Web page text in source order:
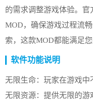
的需求调整游戏体验。
MOD，确保游戏过程流
索，这款MOD都能满足您
软件功能说明
无限生命：玩家在游戏中
无限资源：提供无限的